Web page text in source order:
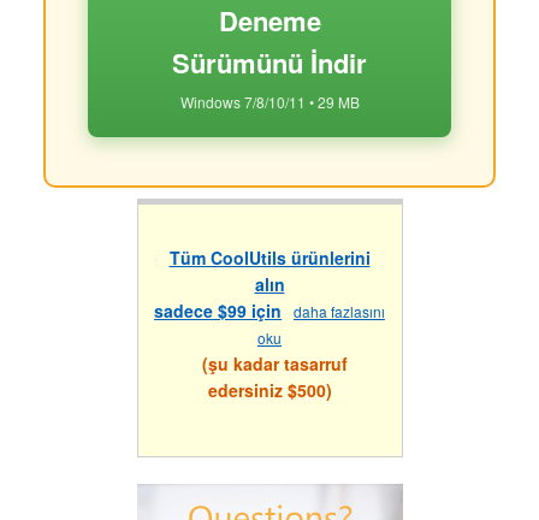
Deneme
Sürümünü İndir
Windows 7/8/10/11 • 29 MB
Tüm CoolUtils ürünlerini
alın
sadece $99 için
daha fazlasını
oku
(şu kadar tasarruf
edersiniz $500)